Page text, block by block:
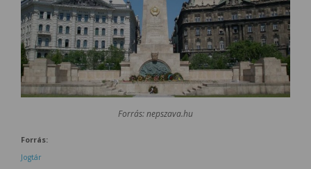
Forrás: nepszava.hu
Forrás:
Jogtár